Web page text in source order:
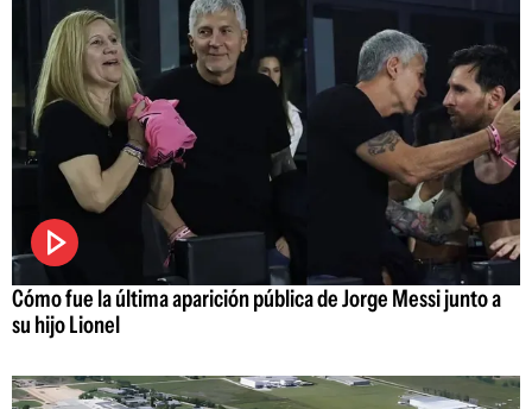
Cómo fue la última aparición pública de Jorge Messi junto a
su hijo Lionel